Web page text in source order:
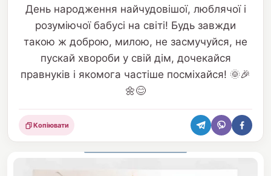
День народження найчудовішої, люблячої і
розуміючої бабусі на світі! Будь завжди
такою ж доброю, милою, не засмучуйся, не
пускай хвороби у свій дім, дочекайся
правнуків і якомога частіше посміхайся! 🌞🎉
🌼😊
Поділитися
Копіювати